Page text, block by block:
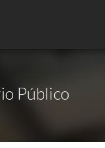
Público